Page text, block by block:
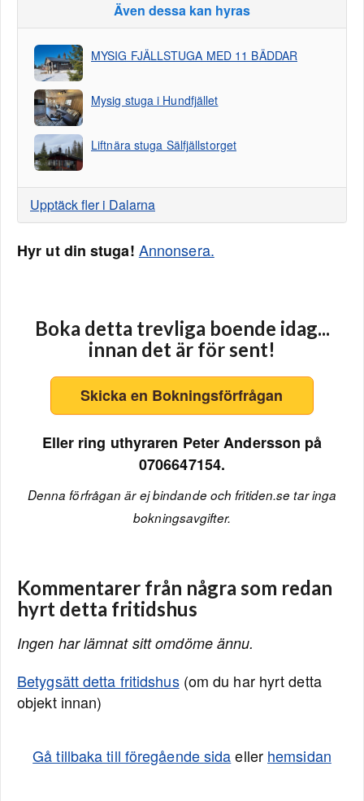
Även dessa kan hyras
MYSIG FJÄLLSTUGA MED 11 BÄDDAR
Mysig stuga i Hundfjället
Liftnära stuga Sälfjällstorget
Upptäck fler i Dalarna
Hyr ut din stuga! Annonsera.
Boka detta trevliga boende idag...
innan det är för sent!
Skicka en Bokningsförfrågan
Eller ring uthyraren Peter Andersson på
0706647154.
Denna förfrågan är ej bindande och fritiden.se tar inga
bokningsavgifter.
Kommentarer från några som redan
hyrt detta fritidshus
Ingen har lämnat sitt omdöme ännu.
Betygsätt detta fritidshus(om du har hyrt detta
objekt innan)
Gå tillbaka till föregående sidaeller hemsidan